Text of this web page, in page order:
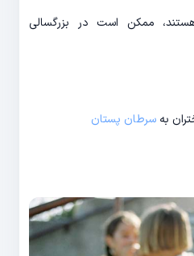
هستند، ممکن است در بزرگسالی
به سرطان پستان